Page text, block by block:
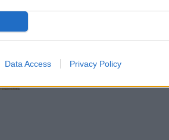
Data Access Privacy Policy